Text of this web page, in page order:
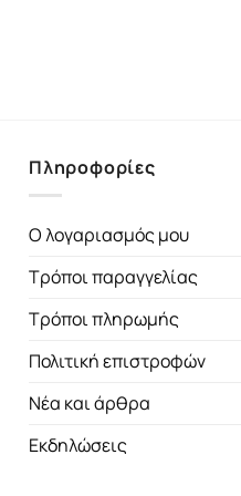
Πληροφορίες
Ο λογαριασμός μου
Τρόποι παραγγελίας
Τρόποι πληρωμής
Πολιτική επιστροφών
Νέα και άρθρα
Εκδηλώσεις